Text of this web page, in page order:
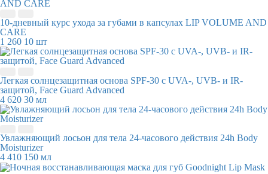
10-дневный курс ухода за губами в капсулах LIP VOLUME AND
CARE
1 260 10 шт
Легкая солнцезащитная основа SPF-30 с UVA-, UVB- и IR-
защитой, Face Guard Advanced
4 620 30 мл
Увлажняющий лосьон для тела 24-часового действия 24h Body
Moisturizer
4 410 150 мл